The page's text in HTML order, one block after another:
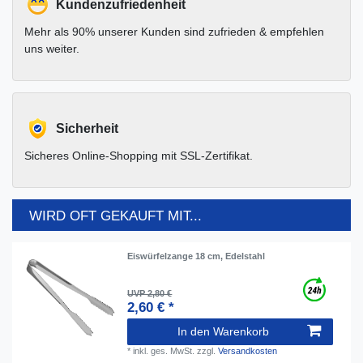
Kundenzufriedenheit
Mehr als 90% unserer Kunden sind zufrieden & empfehlen
uns weiter.
Sicherheit
Sicheres Online-Shopping mit SSL-Zertifikat.
WIRD OFT GEKAUFT MIT...
Eiswürfelzange 18 cm, Edelstahl
UVP 2,80 €
2,60 € *
In den Warenkorb
*inkl. ges. MwSt. zzgl.Versandkosten